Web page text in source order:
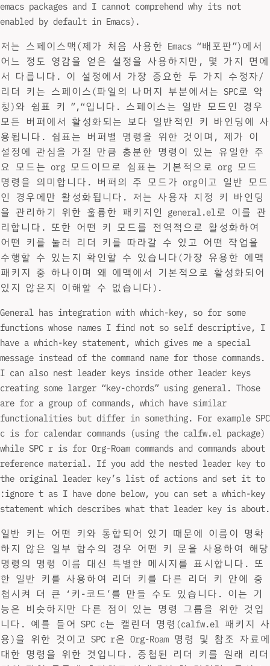
emacs packages and I cannot comprehend why its not
enabled by default in Emacs).
저는 스페이스맥(제가 처음 사용한 Emacs “배포판”)에서
어느 정도 영감을 얻은 설정을 사용하지만, 몇 가지 면에
서 다릅니다. 이 설정에서 가장 중요한 두 가지 수정자/
리더 키는 스페이스(파일의 나머지 부분에서는 SPC로 약
칭)와 쉼표 키 ”,“입니다. 스페이스는 일반 모드인 경우
모든 버퍼에서 활성화되는 보다 일반적인 키 바인딩에 사
용됩니다. 쉼표는 버퍼별 명령을 위한 것이며, 제가 이
설정에 관심을 가질 만큼 충분한 명령이 있는 유일한 주
요 모드는 org 모드이므로 쉼표는 기본적으로 org 모드
명령을 의미합니다. 버퍼의 주 모드가 org이고 일반 모드
인 경우에만 활성화됩니다. 저는 사용자 지정 키 바인딩
을 관리하기 위한 훌륭한 패키지인 general.el로 이를 관
리합니다. 또한 어떤 키 모드를 전역적으로 활성화하여
어떤 키를 눌러 리더 키를 따라갈 수 있고 어떤 작업을
수행할 수 있는지 확인할 수 있습니다(가장 유용한 에맥
패키지 중 하나이며 왜 에맥에서 기본적으로 활성화되어
있지 않은지 이해할 수 없습니다).
General has integration with which-key, so for some
functions whose names I find not so self descriptive, I
have a which-key statement, which gives me a special
message instead of the command name for those commands.
I can also nest leader keys inside other leader keys
creating some larger “key-chords” using general. Those
are for a group of commands, which have similar
functionalities but differ in something. For example SPC
c is for calendar commands (using the calfw.el package)
while SPC r is for Org-Roam commands and commands about
reference material. If you add the nested leader key to
the original leader key’s list of actions and set it to
:ignore t as I have done below, you can set a which-key
statement which describes what that leader key is about.
일반 키는 어떤 키와 통합되어 있기 때문에 이름이 명확
하지 않은 일부 함수의 경우 어떤 키 문을 사용하여 해당
명령의 명령 이름 대신 특별한 메시지를 표시합니다. 또
한 일반 키를 사용하여 리더 키를 다른 리더 키 안에 중
첩시켜 더 큰 ‘키-코드’를 만들 수도 있습니다. 이는 기
능은 비슷하지만 다른 점이 있는 명령 그룹을 위한 것입
니다. 예를 들어 SPC c는 캘린더 명령(calfw.el 패키지 사
용)을 위한 것이고 SPC r은 Org-Roam 명령 및 참조 자료에
대한 명령을 위한 것입니다. 중첩된 리더 키를 원래 리더